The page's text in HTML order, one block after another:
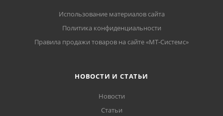
Использование материалов сайта
Политика конфиденциальности
Правила продажи товаров на сайте «МТ-Системс»
НОВОСТИ И СТАТЬИ
Новости
Статьи